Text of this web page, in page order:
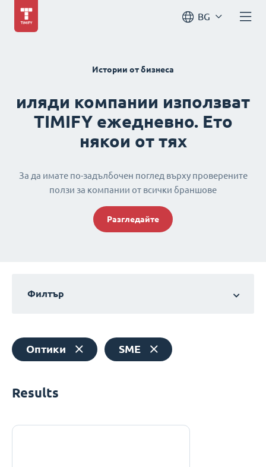
BG
Истории от бизнеса
иляди компании използват
TIMIFY ежедневно. Ето
някои от тях
За да имате по-задълбочен поглед върху проверените
ползи за компании от всички браншове
Разгледайте
Филтър
Оптики SME
Results